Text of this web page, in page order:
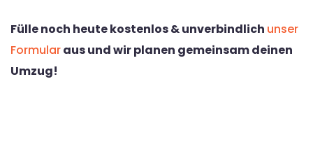
Fülle noch heute kostenlos & unverbindlich unser
Formularaus und wir planen gemeinsam deinen
Umzug!